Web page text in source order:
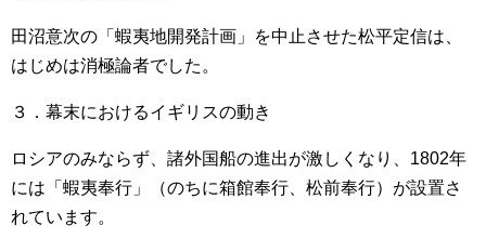
田沼意次の「蝦夷地開発計画」を中止させた松平定信は、
はじめは消極論者でした。
３．幕末におけるイギリスの動き
ロシアのみならず、諸外国船の進出が激しくなり、1802年
には「蝦夷奉行」（のちに箱館奉行、松前奉行）が設置さ
れています。